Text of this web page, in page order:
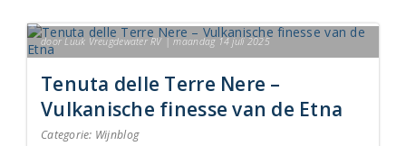
door Luuk Vreugdewater RV | maandag 14 juli 2025
Tenuta delle Terre Nere –
Vulkanische finesse van de Etna
Categorie: Wijnblog